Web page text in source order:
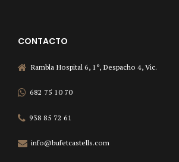
CONTACTO
Rambla Hospital 6, 1º, Despacho 4, Vic.
682 75 10 70
938 85 72 61
info@bufetcastells.com